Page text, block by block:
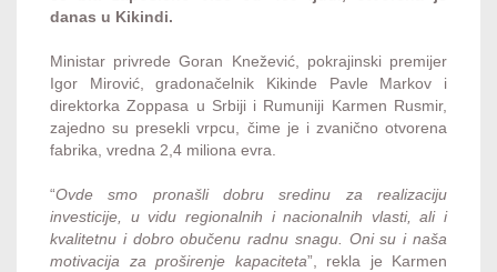
danas u Kikindi.
Ministar privrede Goran Knežević, pokrajinski premijer
Igor Mirović, gradonačelnik Kikinde Pavle Markov i
direktorka Zoppasa u Srbiji i Rumuniji Karmen Rusmir,
zajedno su presekli vrpcu, čime je i zvanično otvorena
fabrika, vredna 2,4 miliona evra.
“Ovde smo pronašli dobru sredinu za realizaciju
investicije, u vidu regionalnih i nacionalnih vlasti, ali i
kvalitetnu i dobro obučenu radnu snagu. Oni su i naša
motivacija za proširenje kapaciteta”, rekla je Karmen